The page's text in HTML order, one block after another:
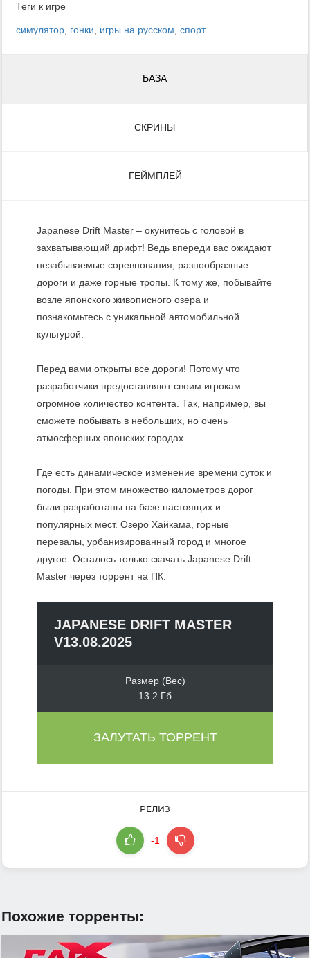
Теги к игре
симулятор, гонки, игры на русском, спорт
БАЗА
СКРИНЫ
ГЕЙМПЛЕЙ
Japanese Drift Master – окунитесь с головой в
захватывающий дрифт! Ведь впереди вас ожидают
незабываемые соревнования, разнообразные
дороги и даже горные тропы. К тому же, побывайте
возле японского живописного озера и
познакомьтесь с уникальной автомобильной
культурой.
Перед вами открыты все дороги! Потому что
разработчики предоставляют своим игрокам
огромное количество контента. Так, например, вы
сможете побывать в небольших, но очень
атмосферных японских городах.
Где есть динамическое изменение времени суток и
погоды. При этом множество километров дорог
были разработаны на базе настоящих и
популярных мест. Озеро Хайкама, горные
перевалы, урбанизированный город и многое
другое. Осталось только скачать Japanese Drift
Master через торрент на ПК.
JAPANESE DRIFT MASTER
V13.08.2025
Размер (Вес)
13.2 Гб
ЗАЛУТАТЬ ТОРРЕНТ
РЕЛИЗ
-1
Похожие торренты: